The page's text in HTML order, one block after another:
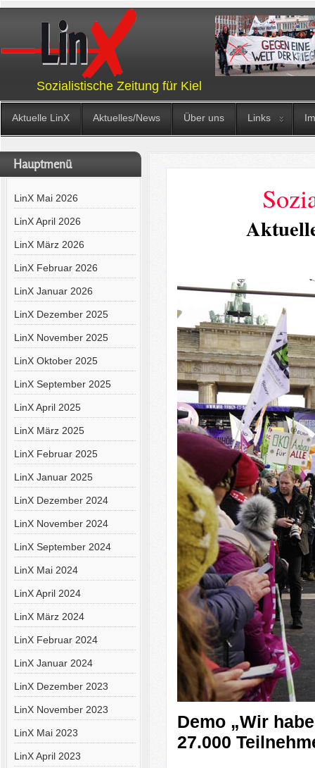
Sozialistische Zeitung für Kiel
Aktuelle LinX Aktuelles/News Über uns Links
Hauptmenü
LinX Mai 2026
LinX April 2026
LinX März 2026
LinX Februar 2026
LinX Januar 2026
LinX Dezember 2025
LinX November 2025
LinX Oktober 2025
LinX September 2025
LinX April 2025
LinX März 2025
LinX Februar 2025
LinX Januar 2025
LinX Dezember 2024
LinX November 2024
LinX September 2024
LinX Mai 2024
LinX April 2024
LinX März 2024
LinX Februar 2024
LinX Januar 2024
LinX Dezember 2023
LinX November 2023
LinX Mai 2023
LinX April 2023
Demo „Wir
27.000